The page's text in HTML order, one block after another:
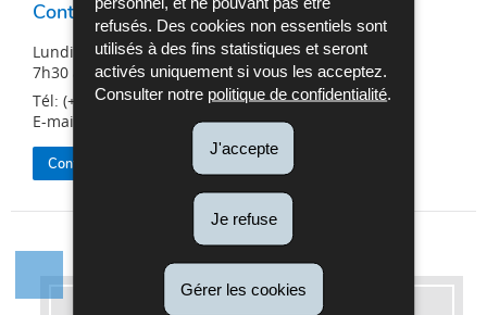
refusés. Des cookies non essentiels sont
utilisés à des fins statistiques et seront
activés uniquement si vous les acceptez.
Consulter notre politique de confidentialité.
J'accepte
Je refuse
Gérer les cookies
Contact Center
Lundi au Vendredi
7h30 à 16h30
Tél: (+352) 26 626 - 400
E-mail:
Contactez la SNCA